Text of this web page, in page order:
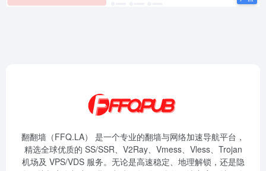
翻翻墙（FFQ.LA） 是一个专业的翻墙与网络加速导航平台，
精选全球优质的 SS/SSR、V2Ray、Vmess、Vless、Trojan
机场及 VPS/VDS 服务。无论是高速稳定、地理解锁，还是隐